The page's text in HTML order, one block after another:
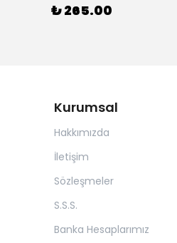
₺ 265.00
Kurumsal
Hakkımızda
İletişim
Sözleşmeler
S.S.S.
Banka Hesaplarımız